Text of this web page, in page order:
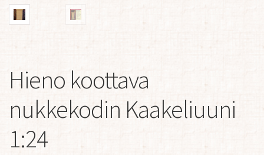
Hieno koottava
nukkekodin Kaakeliuuni
1:24